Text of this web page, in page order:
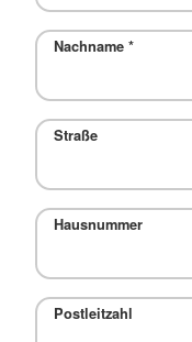
Nachname *
Straße
Hausnummer
Postleitzahl